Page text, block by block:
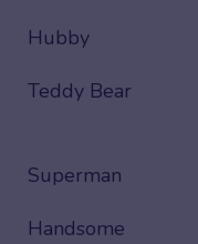
Hubby
Teddy Bear
Superman
Handsome